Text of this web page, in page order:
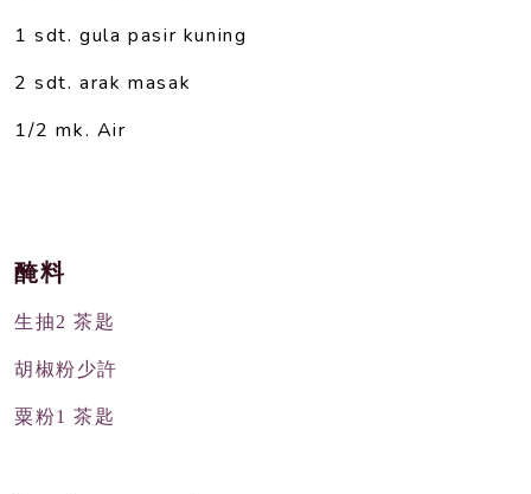
1 sdt. gula pasir kuning
2 sdt. arak masak
1/2 mk. Air
醃料
生抽2 茶匙
胡椒粉少許
粟粉1 茶匙